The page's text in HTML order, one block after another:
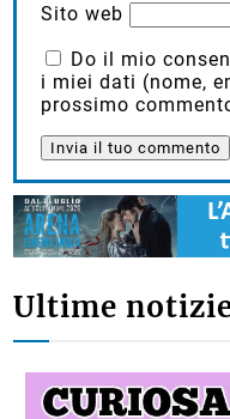
Sito web
Do il mio
i miei dati (nome,
prossimo
Ultime